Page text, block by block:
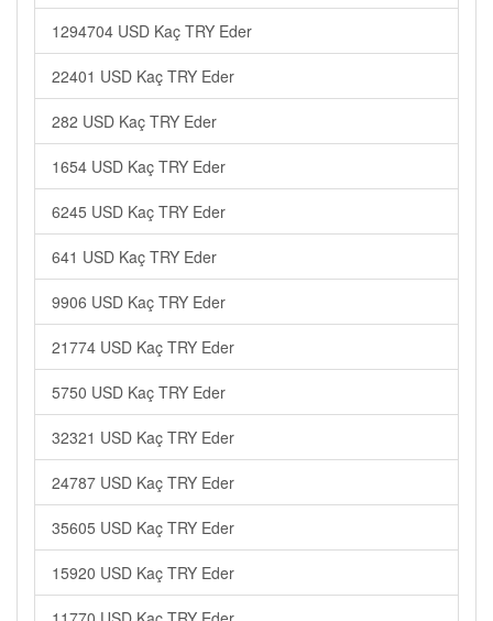
1294704 USD Kaç TRY Eder
22401 USD Kaç TRY Eder
282 USD Kaç TRY Eder
1654 USD Kaç TRY Eder
6245 USD Kaç TRY Eder
641 USD Kaç TRY Eder
9906 USD Kaç TRY Eder
21774 USD Kaç TRY Eder
5750 USD Kaç TRY Eder
32321 USD Kaç TRY Eder
24787 USD Kaç TRY Eder
35605 USD Kaç TRY Eder
15920 USD Kaç TRY Eder